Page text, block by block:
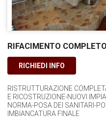
RIFACIMENTO
RICHIEDI INFO
RISTRUTTURAZIONE
E RICOSTRUZIONE-NUOVI
NORMA-POSA DEI SANITARI-
IMBIANCATURA FINALE